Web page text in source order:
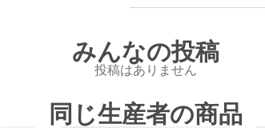
みんなの投稿
投稿はありません
同じ生産者の商品